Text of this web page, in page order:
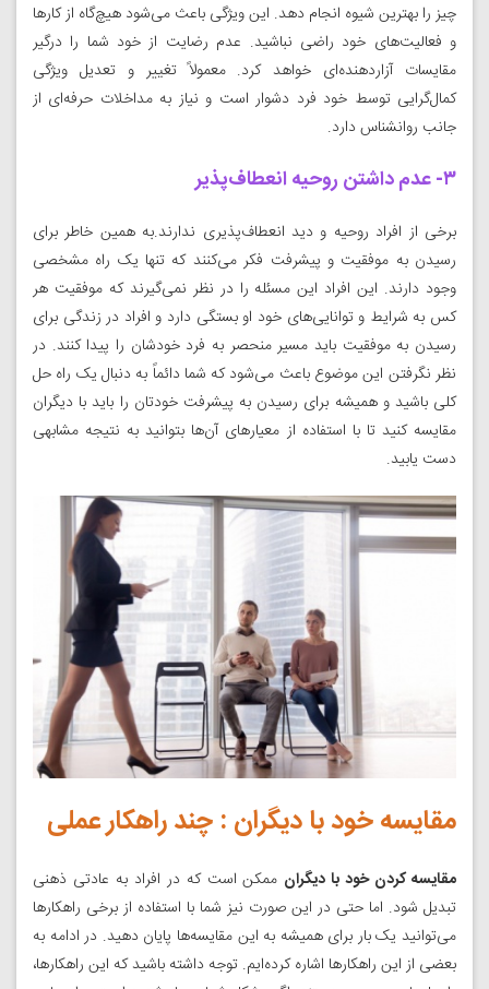
چیز را بهترین شیوه انجام دهد. این ویژگی باعث می‌شود هیچ‌گاه از کارها
و فعالیت‌های خود راضی نباشید. عدم رضایت از خود شما را درگیر
مقایسات آزاردهنده‌ای خواهد کرد. معمولاً تغییر و تعدیل ویژگی
کمال‌گرایی توسط خود فرد دشوار است و نیاز به مداخلات حرفه‌ای از
جانب روانشناس دارد.
۳- عدم داشتن روحیه انعطاف‌پذیر
برخی از افراد روحیه و دید انعطاف‌پذیری ندارند.به همین خاطر برای
رسیدن به موفقیت و پیشرفت فکر می‌کنند که تنها یک راه مشخصی
وجود دارند. این افراد این مسئله را در نظر نمی‌گیرند که موفقیت هر
کس به شرایط و توانایی‌های خود او بستگی دارد و افراد در زندگی برای
رسیدن به موفقیت باید مسیر منحصر به فرد خودشان را پیدا کنند. در
نظر نگرفتن این موضوع باعث می‌شود که شما دائماً به دنبال یک راه حل
کلی باشید و همیشه برای رسیدن به پیشرفت خودتان را باید با دیگران
مقایسه کنید تا با استفاده از معیارهای آن‌ها بتوانید به نتیجه مشابهی
دست یابید.
مقایسه خود با دیگران : چند راهکار عملی
مقایسه کردن خود با دیگران ممکن است که در افراد به عادتی ذهنی
تبدیل شود. اما حتی در این صورت نیز شما با استفاده از برخی راهکارها
می‌توانید یک بار برای همیشه به این مقایسه‌ها پایان دهید. در ادامه به
بعضی از این راهکارها اشاره کرده‌ایم. توجه داشته باشید که این راهکارها،